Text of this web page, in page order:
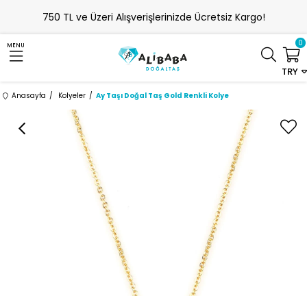
750 TL ve Üzeri Alışverişlerinizde Ücretsiz Kargo!
MENU
TRY
0
Anasayfa Kolyeler Ay Taşı Doğal Taş Gold Renkli Kolye